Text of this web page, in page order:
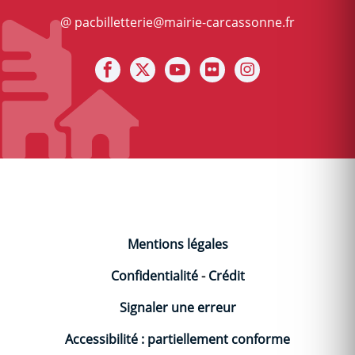
@ pacbilletterie@mairie-carcassonne.fr
Notre facebook
Notre X (ex Twitter)
Notre Chaine youtube
Notre photothèque
Mentions légales
Confidentialité-Crédit
Signaler une erreur
Accessibilité : partiellement conforme